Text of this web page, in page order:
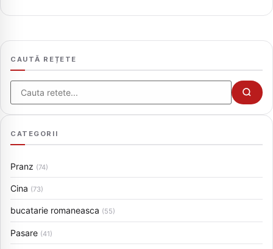
CAUTĂ REȚETE
Cauta
CATEGORII
Pranz (74)
Cina (73)
bucatarie romaneasca (55)
Pasare (41)